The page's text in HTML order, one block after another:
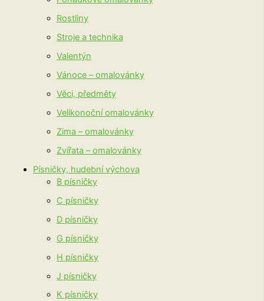
Rostliny
Stroje a technika
Valentýn
Vánoce – omalovánky
Věci, předměty
Velikonoční omalovánky
Zima – omalovánky
Zvířata – omalovánky
Písničky, hudební výchova
B písničky
C písničky
D písničky
G písničky
H písničky
J písničky
K písničky